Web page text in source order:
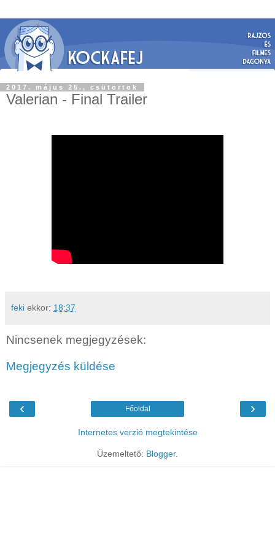
2017. május 25., csütörtök
Valerian - Final Trailer
feki ekkor: 18:37
Nincsenek megjegyzések:
Megjegyzés küldése
‹ ›
Főoldal
Internetes verzió megtekintése
Üzemeltető: Blogger.